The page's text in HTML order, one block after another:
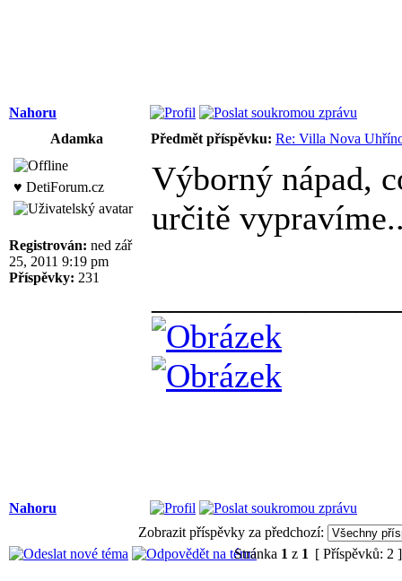
Nahoru
Adamka
Předmět příspěvku: Re: Villa Nova
♥ DetiForum.cz
Registrován: ned zář
25, 2011 9:19 pm
Příspěvky: 231
Výborný nápad,
určitě
Nahoru
Zobrazit příspěvky za předchozí:
Stránka 1 z 1 [ Příspěvků: 2